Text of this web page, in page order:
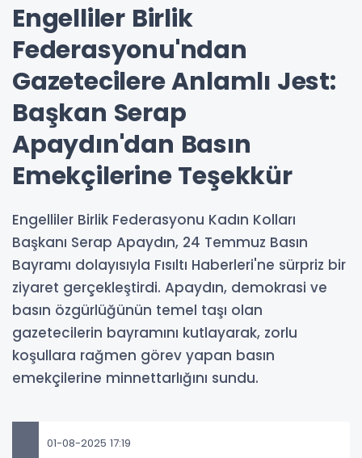
Engelliler Birlik
Federasyonu'ndan
Gazetecilere Anlamlı Jest:
Başkan Serap
Apaydın'dan Basın
Emekçilerine Teşekkür
Engelliler Birlik Federasyonu Kadın Kolları
Başkanı Serap Apaydın, 24 Temmuz Basın
Bayramı dolayısıyla Fısıltı Haberleri'ne sürpriz bir
ziyaret gerçekleştirdi. Apaydın, demokrasi ve
basın özgürlüğünün temel taşı olan
gazetecilerin bayramını kutlayarak, zorlu
koşullara rağmen görev yapan basın
emekçilerine minnettarlığını sundu.
01-08-2025 17:19